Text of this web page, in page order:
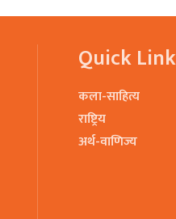
Quick
कला-साहित्य
राष्ट्रिय
अर्थ-वाणिज्य